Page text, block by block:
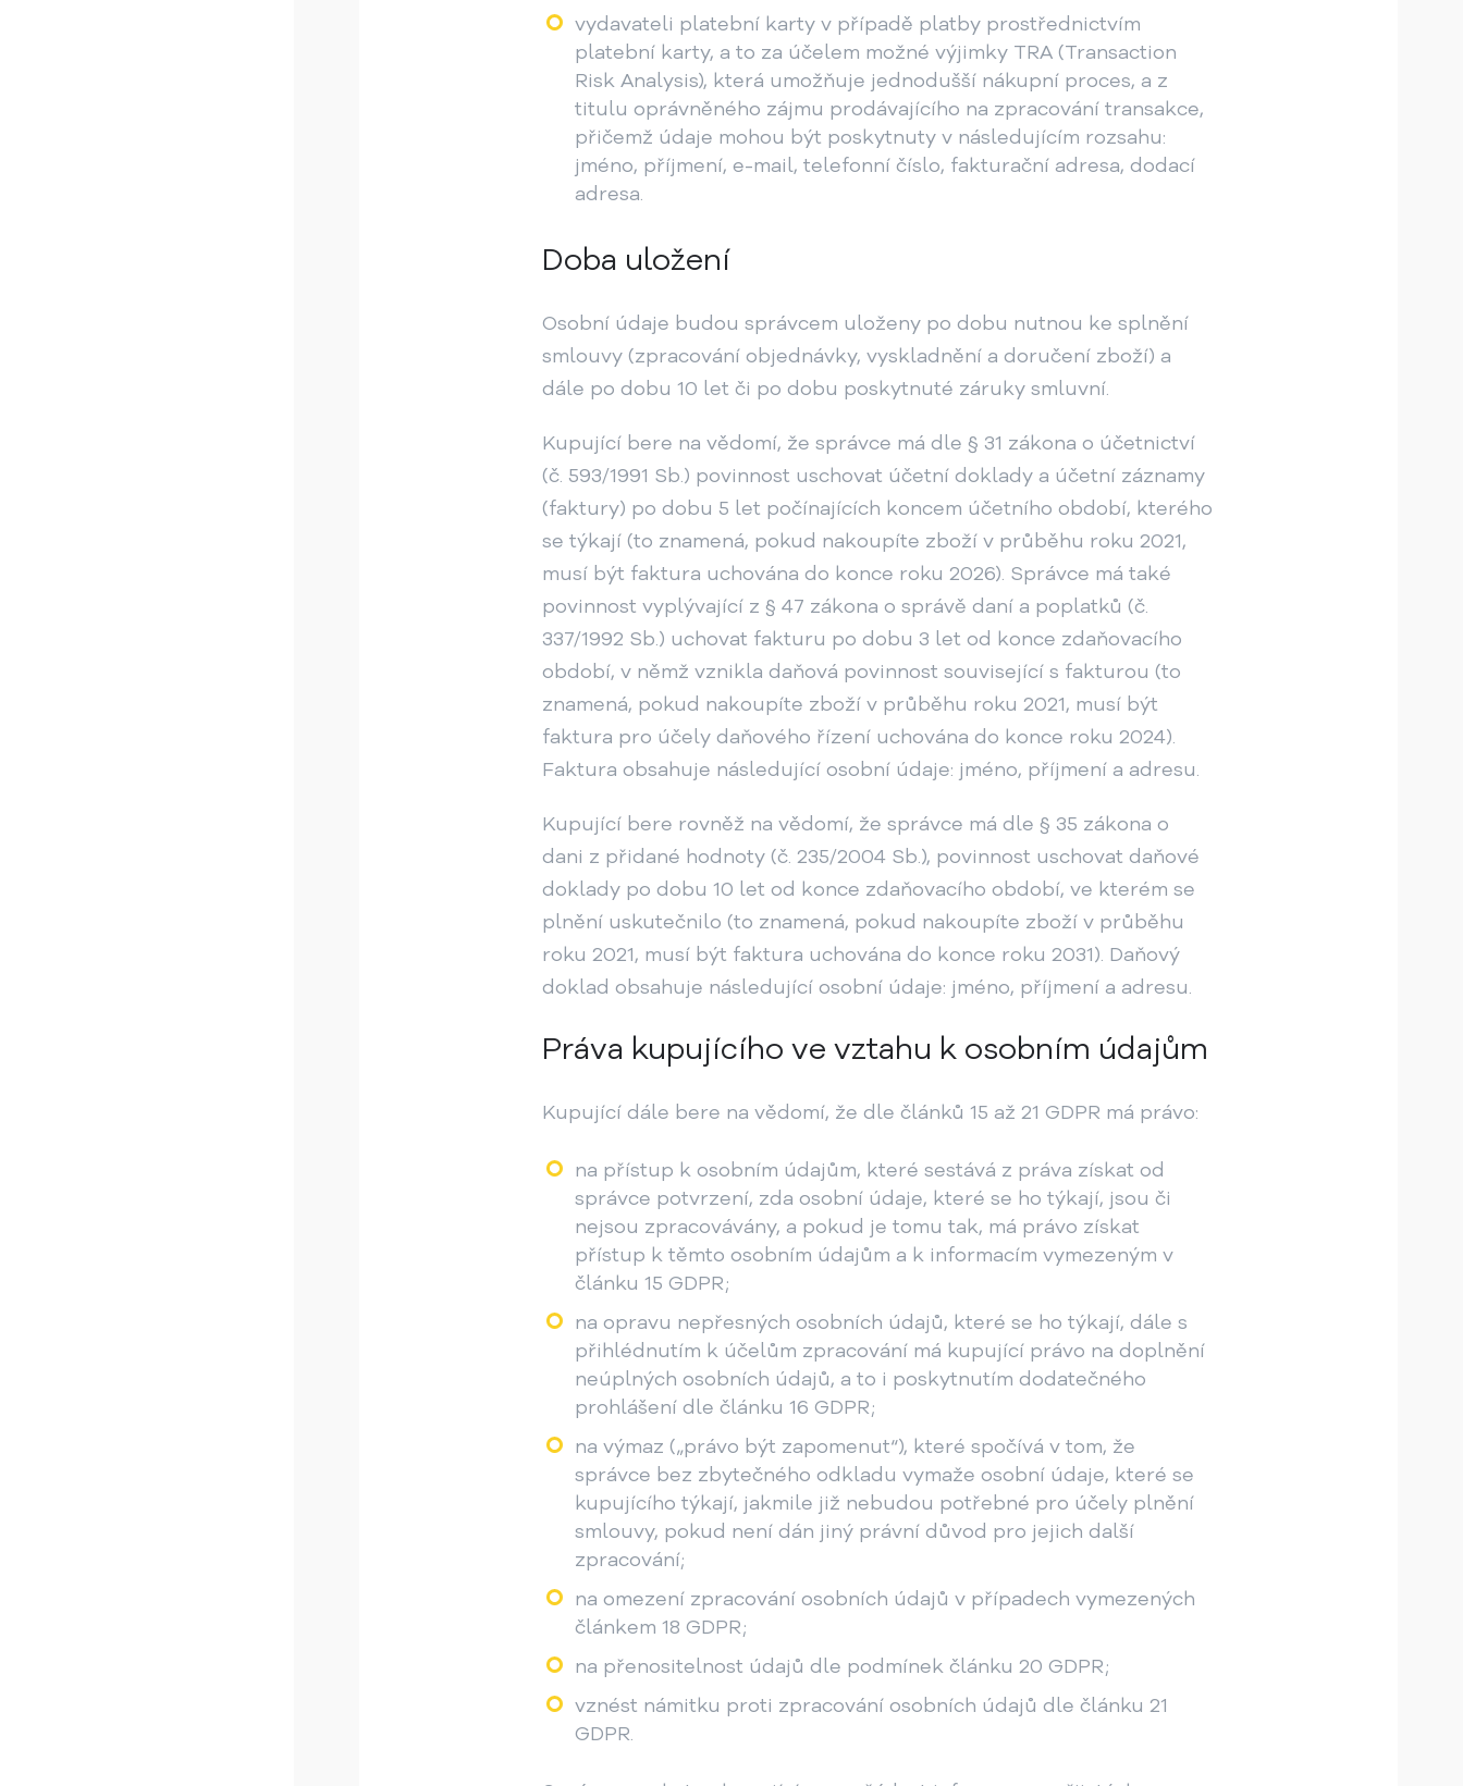
vydavateli platební karty v případě platby prostřednictvím
platební karty, a to za účelem možné výjimky TRA (Transaction
Risk Analysis), která umožňuje jednodušší nákupní proces, a z
titulu oprávněného zájmu prodávajícího na zpracování transakce,
přičemž údaje mohou být poskytnuty v následujícím rozsahu:
jméno, příjmení, e-mail, telefonní číslo, fakturační adresa, dodací
adresa.
Doba uložení
Osobní údaje budou správcem uloženy po dobu nutnou ke splnění
smlouvy (zpracování objednávky, vyskladnění a doručení zboží) a
dále po dobu 10 let či po dobu poskytnuté záruky smluvní.
Kupující bere na vědomí, že správce má dle § 31 zákona o účetnictví
(č. 593/1991 Sb.) povinnost uschovat účetní doklady a účetní záznamy
(faktury) po dobu 5 let počínajících koncem účetního období, kterého
se týkají (to znamená, pokud nakoupíte zboží v průběhu roku 2021,
musí být faktura uchována do konce roku 2026). Správce má také
povinnost vyplývající z § 47 zákona o správě daní a poplatků (č.
337/1992 Sb.) uchovat fakturu po dobu 3 let od konce zdaňovacího
období, v němž vznikla daňová povinnost související s fakturou (to
znamená, pokud nakoupíte zboží v průběhu roku 2021, musí být
faktura pro účely daňového řízení uchována do konce roku 2024).
Faktura obsahuje následující osobní údaje: jméno, příjmení a adresu.
Kupující bere rovněž na vědomí, že správce má dle § 35 zákona o
dani z přidané hodnoty (č. 235/2004 Sb.), povinnost uschovat daňové
doklady po dobu 10 let od konce zdaňovacího období, ve kterém se
plnění uskutečnilo (to znamená, pokud nakoupíte zboží v průběhu
roku 2021, musí být faktura uchována do konce roku 2031). Daňový
doklad obsahuje následující osobní údaje: jméno, příjmení a adresu.
Práva kupujícího ve vztahu k osobním údajům
Kupující dále bere na vědomí, že dle článků 15 až 21 GDPR má právo:
na přístup k osobním údajům, které sestává z práva získat od
správce potvrzení, zda osobní údaje, které se ho týkají, jsou či
nejsou zpracovávány, a pokud je tomu tak, má právo získat
přístup k těmto osobním údajům a k informacím vymezeným v
článku 15 GDPR;
na opravu nepřesných osobních údajů, které se ho týkají, dále s
přihlédnutím k účelům zpracování má kupující právo na doplnění
neúplných osobních údajů, a to i poskytnutím dodatečného
prohlášení dle článku 16 GDPR;
na výmaz („právo být zapomenut“), které spočívá v tom, že
správce bez zbytečného odkladu vymaže osobní údaje, které se
kupujícího týkají, jakmile již nebudou potřebné pro účely plnění
smlouvy, pokud není dán jiný právní důvod pro jejich další
zpracování;
na omezení zpracování osobních údajů v případech vymezených
článkem 18 GDPR;
na přenositelnost údajů dle podmínek článku 20 GDPR;
vznést námitku proti zpracování osobních údajů dle článku 21
GDPR.